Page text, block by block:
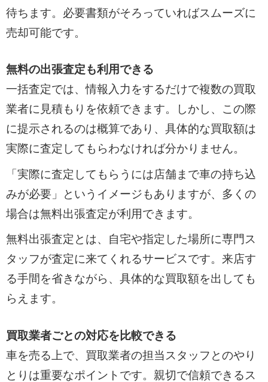
待ちます。必要書類がそろっていればスムーズに
売却可能です。
無料の出張査定も利用できる
一括査定では、情報入力をするだけで複数の買取
業者に見積もりを依頼できます。しかし、この際
に提示されるのは概算であり、具体的な買取額は
実際に査定してもらわなければ分かりません。
「実際に査定してもらうには店舗まで車の持ち込
みが必要」というイメージもありますが、多くの
場合は無料出張査定が利用できます。
無料出張査定とは、自宅や指定した場所に専門ス
タッフが査定に来てくれるサービスです。来店す
る手間を省きながら、具体的な買取額を出しても
らえます。
買取業者ごとの対応を比較できる
車を売る上で、買取業者の担当スタッフとのやり
とりは重要なポイントです。親切で信頼できるス